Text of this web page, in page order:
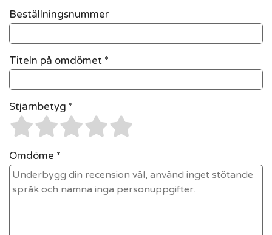
Beställningsnummer
Titeln på omdömet *
Stjärnbetyg *
Omdöme *